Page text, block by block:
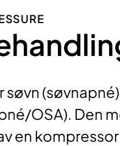
OSA). Den
en